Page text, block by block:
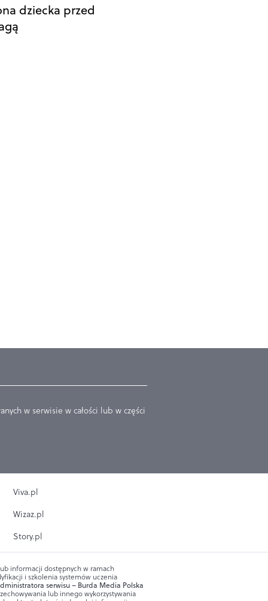
dziecka przed
w serwisie w całości lub w części
Viva.pl
Wizaz.pl
Story.pl
informacji dostępnych w ramach
i szkolenia systemów uczenia
serwisu – Burda Media Polska
lub innego wykorzystywania